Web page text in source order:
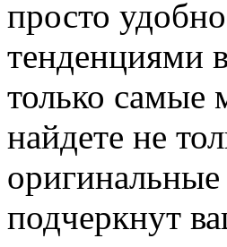
просто
тенденциями
только самые
найдете не
подчеркнут